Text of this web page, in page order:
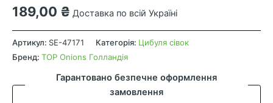
189,00 ₴ Доставка по всій Україні
Цибуля
ріпчаста
(сіянка)
F1,
Артикул: SE-47171 Категорія: Цибуля сівок
Бренд: TOP Onions Голландія
Гарантовано безпечне оформлення
замовлення